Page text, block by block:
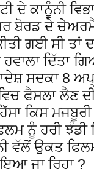
ਦੇ ਕਾਨੂੰਨੀ
ਦੇ ਚੇਅਰਮੈਨ
ਗਈ ਸੀ
ਦਿੱਤਾ
ਸਦਕਾ 8
ਫੈਸਲਾ ਲੈਣ
ਕਿਸ
ਨੂੰ ਹਰੀ
ਵੱਲੋਂ ਉਕਤ
ਜਾ ਰਿਹਾ ?